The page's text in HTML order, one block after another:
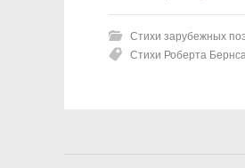
Стихи зарубежных
Стихи Роберта